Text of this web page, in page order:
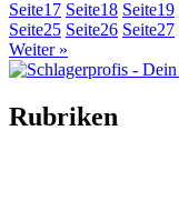
Seite17 Seite18 Seite19
Seite25 Seite26 Seite27
Weiter »
Rubriken